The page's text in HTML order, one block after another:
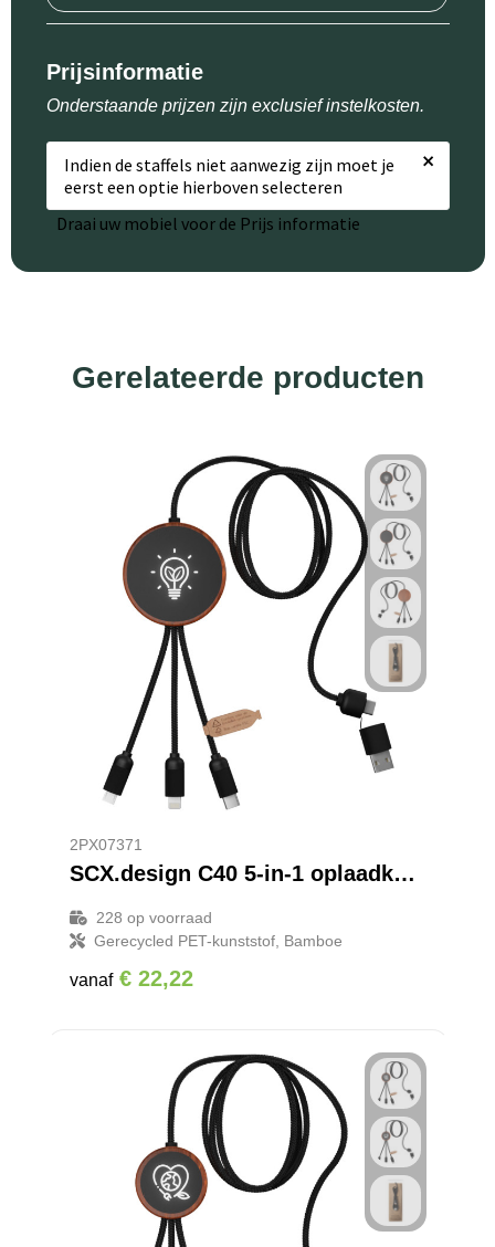
Prijsinformatie
Onderstaande prijzen zijn exclusief instelkosten.
Indien de staffels niet aanwezig zijn moet je
eerst een optie hierboven selecteren
×
Draai uw mobiel voor de Prijs informatie
Gerelateerde producten
2PX07371
SCX.design C40 5-in-1 oplaadkabel van RPET met oplichtend logo en 10 W oplaadstation
228 op voorraad
Gerecycled PET-kunststof, Bamboe
vanaf € 22,22